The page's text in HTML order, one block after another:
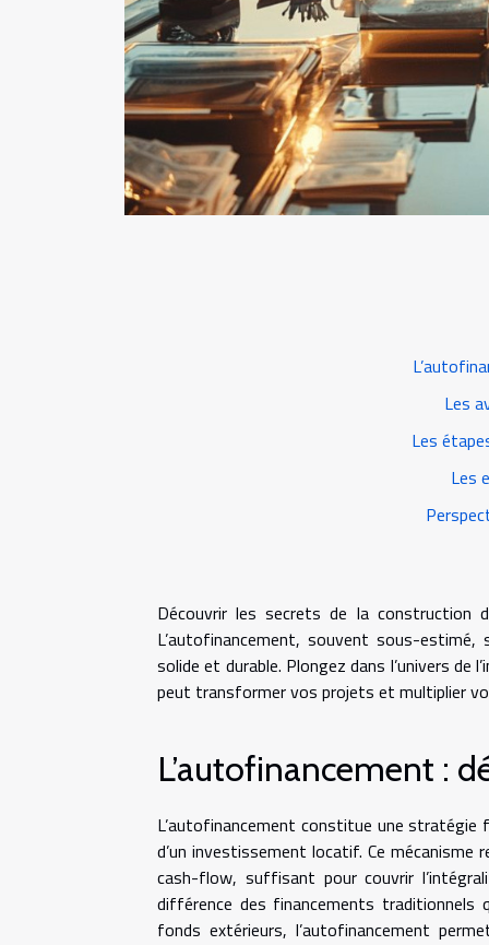
Les
Les
Les
Découvrir les secrets de la construction
L’autofinancement, souvent sous-
solide et durable. Plongez dans l’univers
peut transformer vos projets et multiplier
L’autofinancement :
L’autofinancement constitue une stratégie
d’un investissement locatif. Ce mécanisme
cash-flow, suffisant pour couvrir
différence des financements traditionnels
fonds extérieurs, l’autofinancement